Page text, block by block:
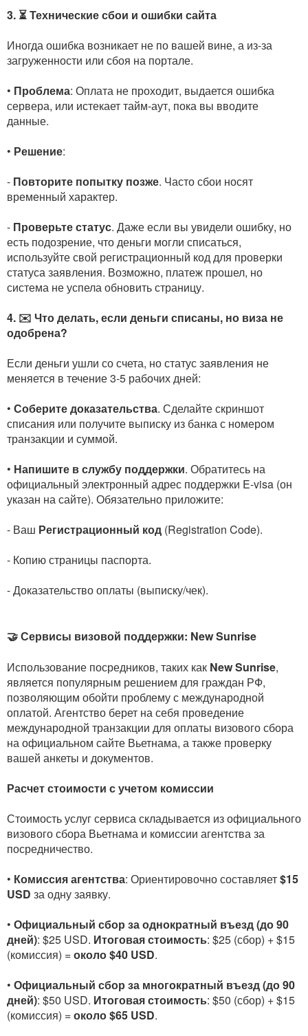
3. ⏳ Технические сбои и ошибки сайта
Иногда ошибка возникает не по вашей вине, а из-за
загруженности или сбоя на портале.
• Проблема: Оплата не проходит, выдается ошибка
сервера, или истекает тайм-аут, пока вы вводите
данные.
• Решение:
- Повторите попытку позже. Часто сбои носят
временный характер.
- Проверьте статус. Даже если вы увидели ошибку, но
есть подозрение, что деньги могли списаться,
используйте свой регистрационный код для проверки
статуса заявления. Возможно, платеж прошел, но
система не успела обновить страницу.
4. ✉️ Что делать, если деньги списаны, но виза не
одобрена?
Если деньги ушли со счета, но статус заявления не
меняется в течение 3-5 рабочих дней:
• Соберите доказательства. Сделайте скриншот
списания или получите выписку из банка с номером
транзакции и суммой.
• Напишите в службу поддержки. Обратитесь на
официальный электронный адрес поддержки E-visa (он
указан на сайте). Обязательно приложите:
- Ваш Регистрационный код (Registration Code).
- Копию страницы паспорта.
- Доказательство оплаты (выписку/чек).
🤝 Сервисы визовой поддержки: New Sunrise
Использование посредников, таких как New Sunrise,
является популярным решением для граждан РФ,
позволяющим обойти проблему с международной
оплатой. Агентство берет на себя проведение
международной транзакции для оплаты визового сбора
на официальном сайте Вьетнама, а также проверку
вашей анкеты и документов.
Расчет стоимости с учетом комиссии
Стоимость услуг сервиса складывается из официального
визового сбора Вьетнама и комиссии агентства за
посредничество.
• Комиссия агентства: Ориентировочно составляет$15
USD за одну заявку.
• Официальный сбор за однократный въезд (до 90
дней): $25 USD. Итоговая стоимость: $25 (сбор) + $15
(комиссия) =около $40 USD.
• Официальный сбор за многократный въезд (до 90
дней): $50 USD. Итоговая стоимость: $50 (сбор) + $15
(комиссия) =около $65 USD.